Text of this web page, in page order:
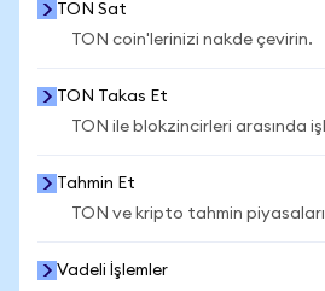
TON Sat
TON coin'lerinizi nakde çevirin.
TON Takas Et
TON ile blokzincirleri arasında
Tahmin Et
TON ve kripto tahmin
Vadeli İşlemler